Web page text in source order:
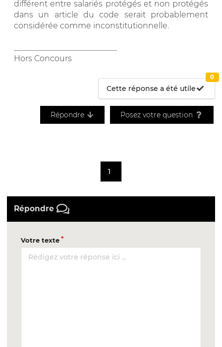
différent entre salariés protégés et non protégés
dans un article du code serait probablement
considérée comme inconstitutionnelle.
Hors Concours
Cette réponse a été utile
0
Répondre Posez votre question
1
Répondre
Votre texte